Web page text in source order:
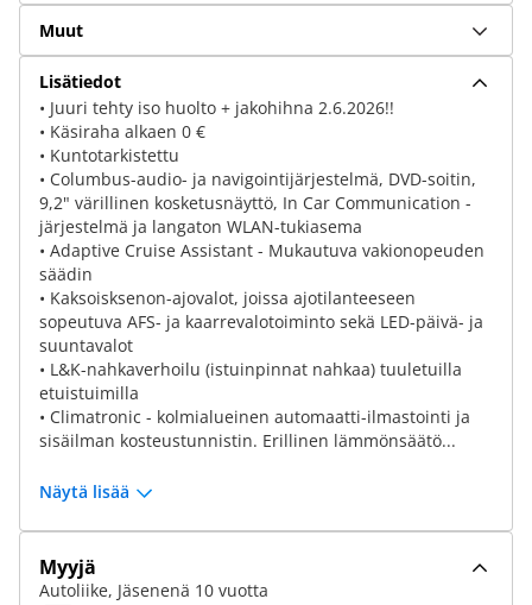
Muut
Lisätiedot
• Juuri tehty iso huolto + jakohihna 2.6.2026!!
• Käsiraha alkaen 0 €
• Kuntotarkistettu
• Columbus-audio- ja navigointijärjestelmä, DVD-soitin,
9,2" värillinen kosketusnäyttö, In Car Communication -
järjestelmä ja langaton WLAN-tukiasema
• Adaptive Cruise Assistant - Mukautuva vakionopeuden
säädin
• Kaksoisksenon-ajovalot, joissa ajotilanteeseen
sopeutuva AFS- ja kaarrevalotoiminto sekä LED-päivä- ja
suuntavalot
• L&K-nahkaverhoilu (istuinpinnat nahkaa) tuuletuilla
etuistuimilla
• Climatronic - kolmialueinen automaatti-ilmastointi ja
sisäilman kosteustunnistin. Erillinen lämmönsäätö...
Näytä lisää
Myyjä
Autoliike, Jäsenenä 10 vuotta